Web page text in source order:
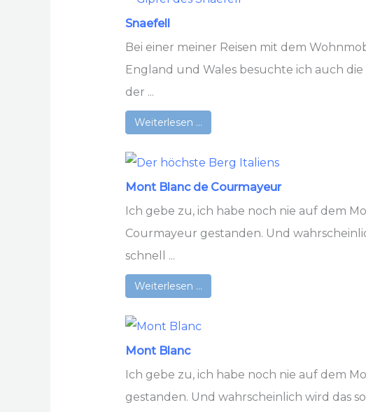
Snaefell
Bei einer meiner Reisen mit dem
England und Wales besuchte ich auch die
der ...
Weiterlesen …
Mont Blanc de Courmayeur
Ich gebe zu, ich habe noch nie auf dem
Courmayeur gestanden. Und
schnell ...
Weiterlesen …
Mont Blanc
Ich gebe zu, ich habe noch nie auf dem
gestanden. Und wahrscheinlich wird das